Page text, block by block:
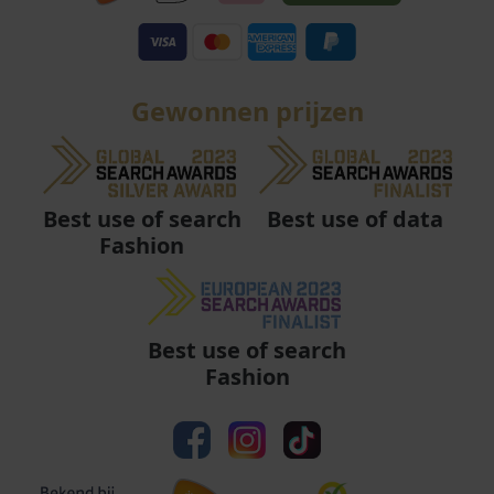
Gewonnen prijzen
Best use of search
Fashion
Best use of data
Best use of search
Fashion